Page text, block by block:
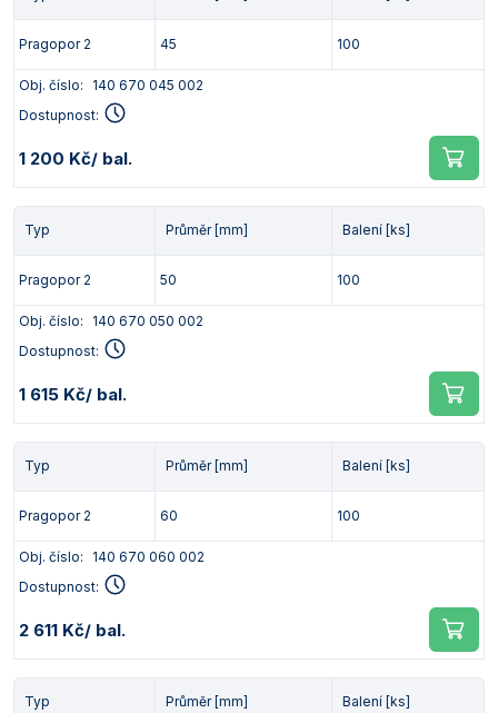
Pragopor 2 45 100
Obj. číslo:
140 670 045 002
Dostupnost:
1 200 Kč/ bal.
Typ Průměr [mm] Balení [ks]
Pragopor 2 50 100
Obj. číslo:
140 670 050 002
Dostupnost:
1 615 Kč/ bal.
Typ Průměr [mm] Balení [ks]
Pragopor 2 60 100
Obj. číslo:
140 670 060 002
Dostupnost:
2 611 Kč/ bal.
Typ Průměr [mm] Balení [ks]